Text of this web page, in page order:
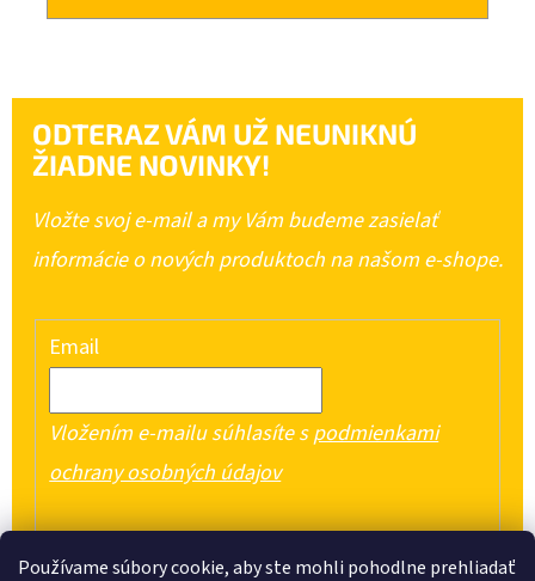
Používame súbory cookie, aby ste mohli pohodlne prehliadať
ODTERAZ VÁM UŽ NEUNIKNÚ
ŽIADNE NOVINKY!
Vložte svoj e-mail a my Vám budeme zasielať
informácie o nových produktoch na našom e-shope.
Email
Vložením e-mailu súhlasíte spodmienkami
ochrany osobných údajov
PRIHLÁSIŤ SA